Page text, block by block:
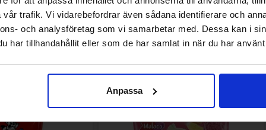
trafik. Vi vidarebefordrar även sådana identifierare och
och analysföretag som vi samarbetar med. Dessa kan i
har tillhandahållit eller som de har samlat in när du har
Anpassa
Nyheter